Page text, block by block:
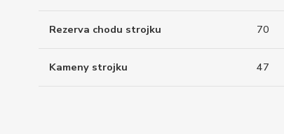
Rezerva chodu strojku 70
Kameny strojku 47